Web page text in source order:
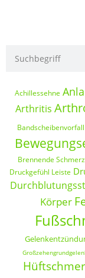
Achillessehne
Arthritis
Bandscheibenvorfall
Brennende
Druckgefühl Leiste
Körper